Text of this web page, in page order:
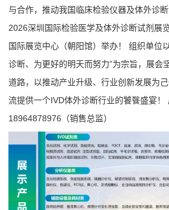
与合作，推动我国临床检验仪器及体外诊断
2026深圳 国际检验医学及体外诊断试剂展
国际展览中心（朝阳馆）举办！ 组织单位
诊断、为更好的明天而努力”为宗旨，展会
道路，以推动产业升级、行业创新发展为
流提供一个IVD体外诊断行业的饕餮盛宴！
18964878976（销售总监）